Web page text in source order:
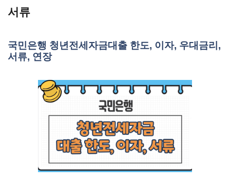
서류
국민은행 청년전세자금대출 한도, 이자, 우대금리,
서류, 연장